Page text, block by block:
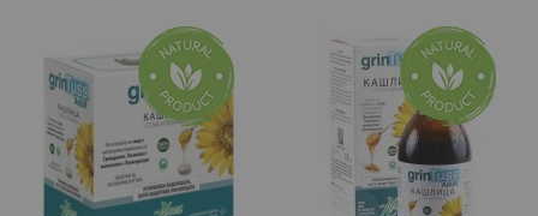
ЛЮБИМИ
ЛЮБИМИ